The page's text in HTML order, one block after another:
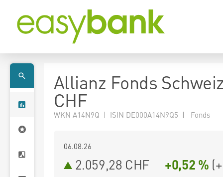
Allianz Fonds
CHF
WKN A14N9Q | ISIN DE000A14N9Q5 | Fonds
06.08.26
2.059,28 CHF +0,52 % (